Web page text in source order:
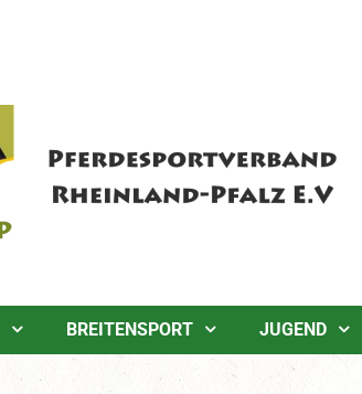
BREITENSPORT JUGEND